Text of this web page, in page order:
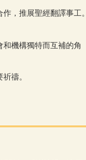
，推展聖經翻譯事工。
機構獨特而互補的角
禱。